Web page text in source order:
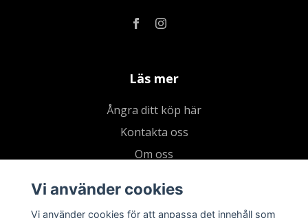
Läs mer
Ångra ditt köp här
Kontakta oss
Om oss
Kundklubb
Vi använder cookies
Vi använder cookies för att anpassa det innehåll som